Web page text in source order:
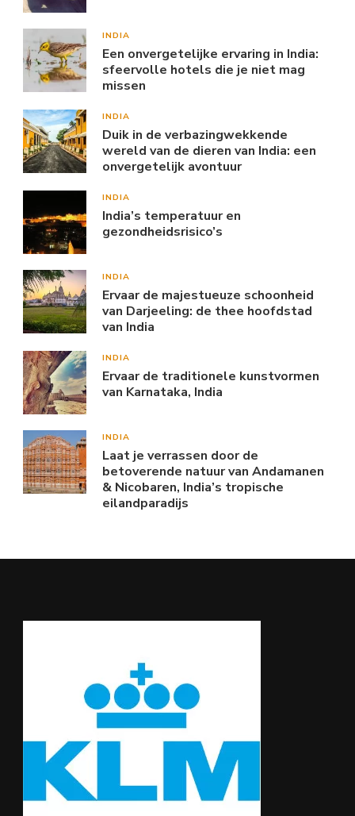
INDIA
Een onvergetelijke ervaring in India:
sfeervolle hotels die je niet mag
missen
INDIA
Duik in de verbazingwekkende
wereld van de dieren van India: een
onvergetelijk avontuur
INDIA
India’s temperatuur en
gezondheidsrisico’s
INDIA
Ervaar de majestueuze schoonheid
van Darjeeling: de thee hoofdstad
van India
INDIA
Ervaar de traditionele kunstvormen
van Karnataka, India
INDIA
Laat je verrassen door de
betoverende natuur van Andamanen
& Nicobaren, India’s tropische
eilandparadijs